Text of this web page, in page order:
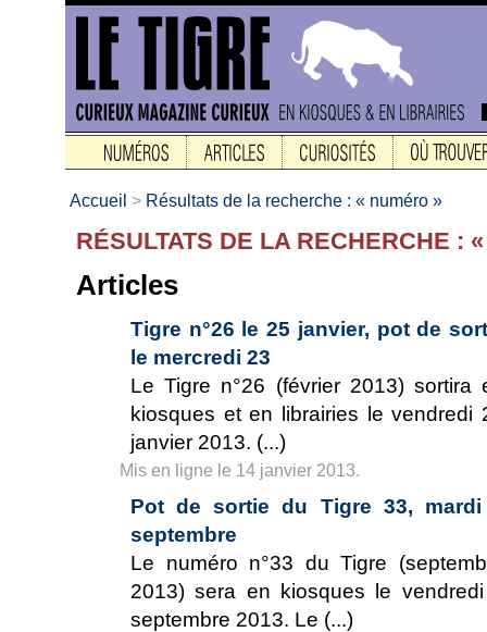
Accueil > Résultats de la recherche : « numéro »
RÉSULTATS DE LA RECHERCHE :
Articles
Tigre n°26 le 25 janvier, pot de
le mercredi 23
Le Tigre n°26 (février 2013) sortira
kiosques et en librairies le vendredi
janvier 2013. (...)
Mis en ligne le 14 janvier 2013.
Pot de sortie du Tigre 33,
septembre
Le numéro n°33 du Tigre
2013) sera en kiosques le
septembre 2013. Le (...)